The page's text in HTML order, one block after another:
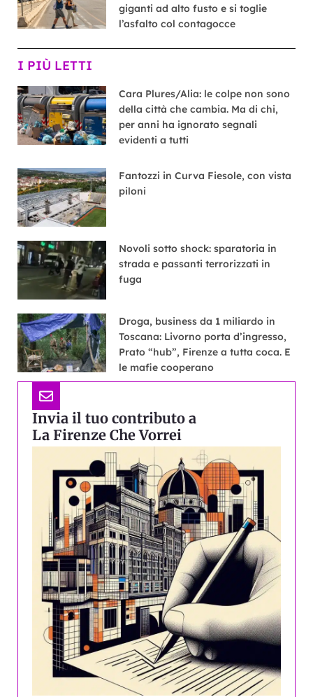
giganti ad alto fusto e si toglie
l’asfalto col contagocce
I PIÙ LETTI
Cara Plures/Alia: le colpe non sono
della città che cambia. Ma di chi,
per anni ha ignorato segnali
evidenti a tutti
Fantozzi in Curva Fiesole, con vista
piloni
Novoli sotto shock: sparatoria in
strada e passanti terrorizzati in
fuga
Droga, business da 1 miliardo in
Toscana: Livorno porta d’ingresso,
Prato “hub”, Firenze a tutta coca. E
le mafie cooperano
Invia il tuo contributo a
La Firenze Che Vorrei